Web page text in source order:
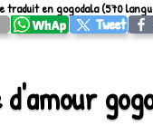
d'amour
traduit en gogodala (570